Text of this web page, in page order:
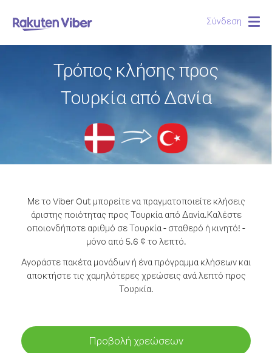
Σύνδεση
Τρόπος κλήσης προς
Τουρκία από Δανία
Με το Viber Out μπορείτε να πραγματοποιείτε κλήσεις
άριστης ποιότητας προς Τουρκία από Δανία.Καλέστε
οποιονδήποτε αριθμό σε Τουρκία - σταθερό ή κινητό! -
μόνο από 5.6 ¢ το λεπτό.
Αγοράστε πακέτα μονάδων ή ένα πρόγραμμα κλήσεων και
αποκτήστε τις χαμηλότερες χρεώσεις ανά λεπτό προς
Τουρκία.
Προβολή χρεώσεων